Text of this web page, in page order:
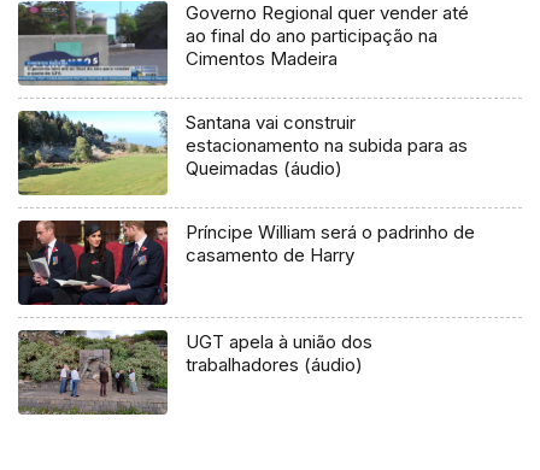
Governo Regional quer vender até
ao final do ano participação na
Cimentos Madeira
Santana vai construir
estacionamento na subida para as
Queimadas (áudio)
Príncipe William será o padrinho de
casamento de Harry
UGT apela à união dos
trabalhadores (áudio)